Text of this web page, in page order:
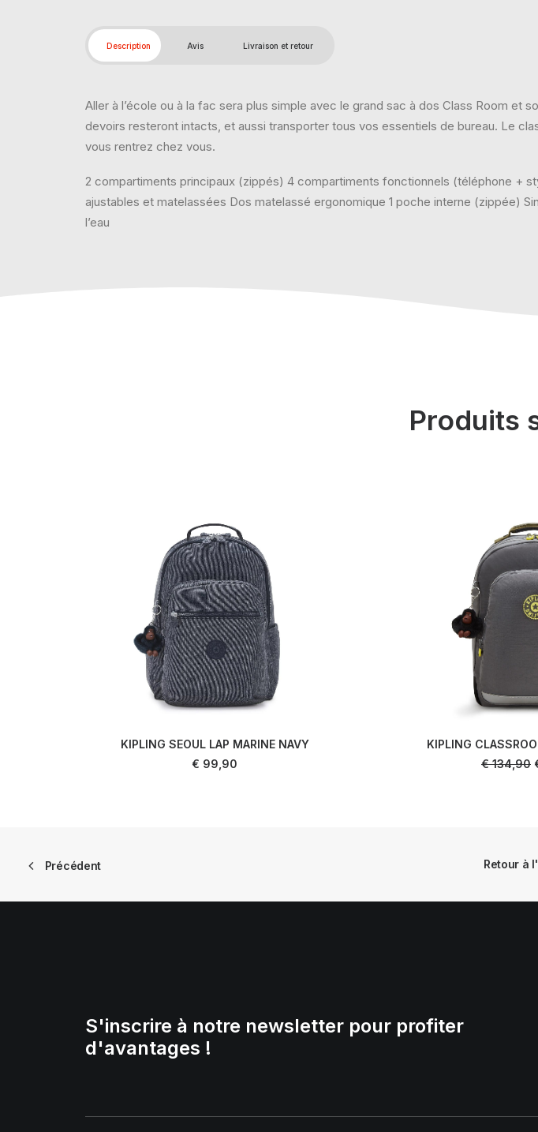
Description Avis Livraison et retour
Aller à l’école ou à la fac sera plus simple avec le grand sac à dos Class Room
devoirs resteront intacts, et aussi transporter tous vos essentiels de bureau. Le
vous rentrez chez vous.
2 compartiments principaux (zippés) 4 compartiments fonctionnels (téléphone +
ajustables et matelassées Dos matelassé ergonomique 1 poche interne (zippée)
l’eau
Produits
KIPLING SEOUL LAP MARINE NAVY
€ 99,90
KIPLING
€134,90
Précédent Retour à
S'inscrire à notre newsletter pour profiter
d'avantages !